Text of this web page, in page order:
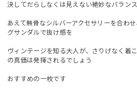
決してだらしなくは見えない絶妙なバランス
あえて無骨なシルバーアクセサリーを合わ
グサンダルで抜け感を
ヴィンテージを知る大人が、さりげなく着
の真価は発揮されるでしょう
おすすめの一枚です